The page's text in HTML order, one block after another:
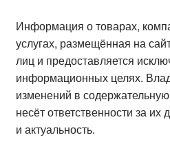
Информация о товарах,
услугах, размещённая на
лиц и предоставляется
информационных целях.
изменений в
несёт ответственности за их
и актуальность.